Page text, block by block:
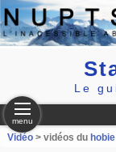
Le
menu
Vidéo> vidéos du